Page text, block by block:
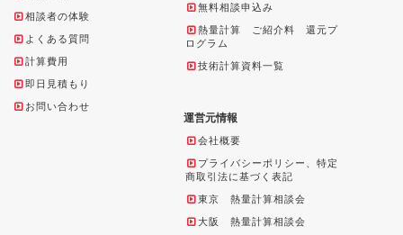
相談者の体験
よくある質問
計算費用
即日見積もり
お問い合わせ
無料相談申込み
熱量計算 ご紹介料 還元プ
ログラム
技術計算資料一覧
運営元情報
会社概要
プライバシーポリシー、特定
商取引法に基づく表記
東京 熱量計算相談会
大阪 熱量計算相談会